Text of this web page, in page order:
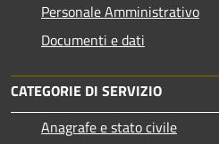
Personale Amministrativo
Documenti e dati
CATEGORIE DI SERVIZIO
Anagrafe e stato civile